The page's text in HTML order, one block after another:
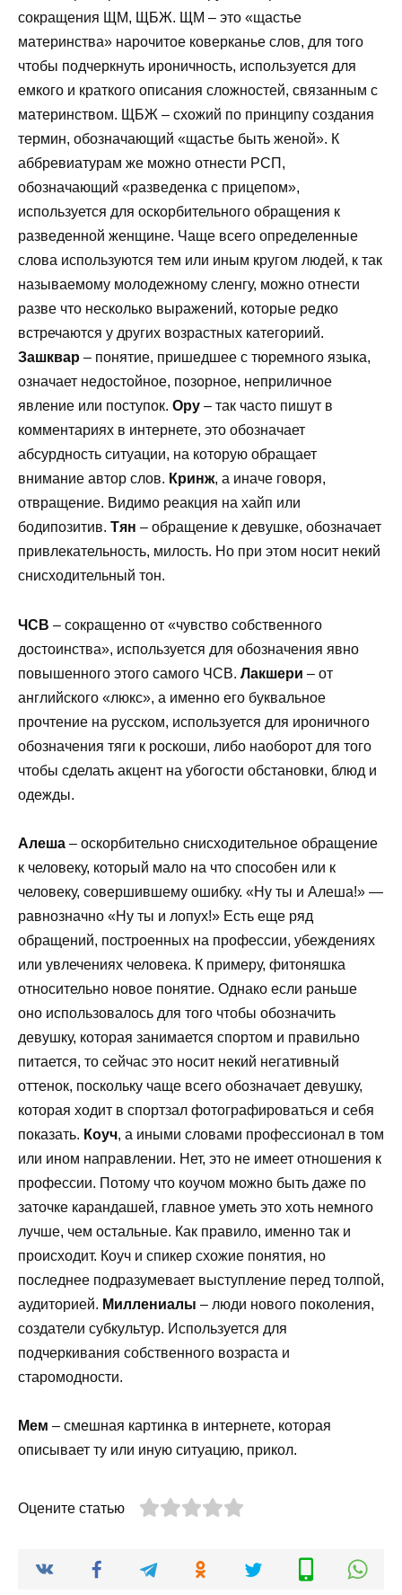
сокращения ЩМ, ЩБЖ. ЩМ – это «щастье
материнства» нарочитое коверканье слов, для того
чтобы подчеркнуть ироничность, используется для
емкого и краткого описания сложностей, связанным с
материнством. ЩБЖ – схожий по принципу создания
термин, обозначающий «щастье быть женой». К
аббревиатурам же можно отнести РСП,
обозначающий «разведенка с прицепом»,
используется для оскорбительного обращения к
разведенной женщине. Чаще всего определенные
слова используются тем или иным кругом людей, к так
называемому молодежному сленгу, можно отнести
разве что несколько выражений, которые редко
встречаются у других возрастных категориий.
Зашквар – понятие, пришедшее с тюремного языка,
означает недостойное, позорное, неприличное
явление или поступок. Ору – так часто пишут в
комментариях в интернете, это обозначает
абсурдность ситуации, на которую обращает
внимание автор слов. Кринж, а иначе говоря,
отвращение. Видимо реакция на хайп или
бодипозитив. Тян – обращение к девушке, обозначает
привлекательность, милость. Но при этом носит некий
снисходительный тон.
ЧСВ – сокращенно от «чувство собственного
достоинства», используется для обозначения явно
повышенного этого самого ЧСВ. Лакшери – от
английского «люкс», а именно его буквальное
прочтение на русском, используется для ироничного
обозначения тяги к роскоши, либо наоборот для того
чтобы сделать акцент на убогости обстановки, блюд и
одежды.
Алеша – оскорбительно снисходительное обращение
к человеку, который мало на что способен или к
человеку, совершившему ошибку. «Ну ты и Алеша!» —
равнозначно «Ну ты и лопух!» Есть еще ряд
обращений, построенных на профессии, убеждениях
или увлечениях человека. К примеру, фитоняшка
относительно новое понятие. Однако если раньше
оно использовалось для того чтобы обозначить
девушку, которая занимается спортом и правильно
питается, то сейчас это носит некий негативный
оттенок, поскольку чаще всего обозначает девушку,
которая ходит в спортзал фотографироваться и себя
показать. Коуч, а иными словами профессионал в том
или ином направлении. Нет, это не имеет отношения к
профессии. Потому что коучом можно быть даже по
заточке карандашей, главное уметь это хоть немного
лучше, чем остальные. Как правило, именно так и
происходит. Коуч и спикер схожие понятия, но
последнее подразумевает выступление перед толпой,
аудиторией. Миллениалы – люди нового поколения,
создатели субкультур. Используется для
подчеркивания собственного возраста и
старомодности.
Мем – смешная картинка в интернете, которая
описывает ту или иную ситуацию, прикол.
Оцените статью